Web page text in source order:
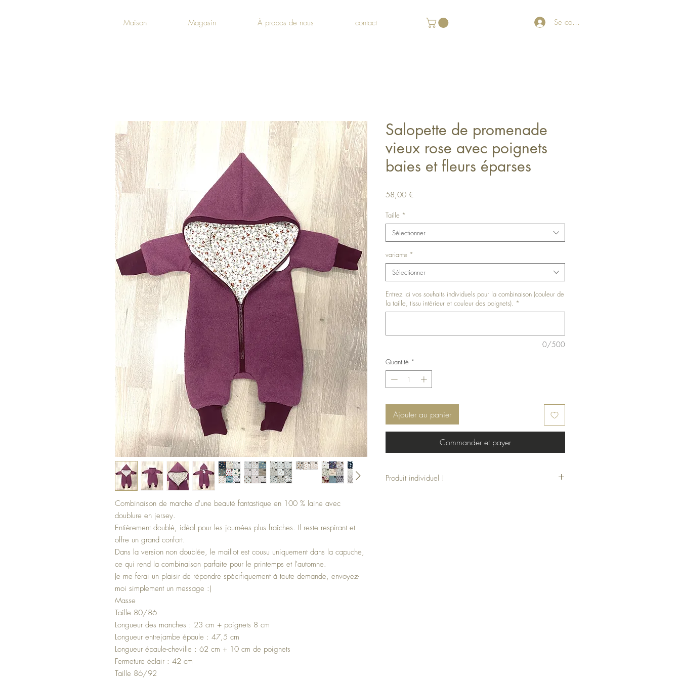
Maison Magasin À propos de nous contact Se connecter
Combinaison de marche d'une beauté fantastique en 100 % laine avec
doublure en jersey.
Entièrement doublé, idéal pour les journées plus fraîches. Il reste respirant et
offre un grand confort.
Dans la version non doublée, le maillot est cousu uniquement dans la capuche,
ce qui rend la combinaison parfaite pour le printemps et l'automne.
Je me ferai un plaisir de répondre spécifiquement à toute demande, envoyez-
moi simplement un message :)
Masse
Taille 80/86
Longueur des manches : 23 cm + poignets 8 cm
Longueur entrejambe épaule : 47,5 cm
Longueur épaule-cheville : 62 cm + 10 cm de poignets
Fermeture éclair : 42 cm
Taille 86/92
Salopette de promenade
vieux rose avec poignets
baies et fleurs éparses
58,00 €Prix
Taille *
Sélectionner
variante *
Sélectionner
Entrez ici vos souhaits individuels pour la combinaison (couleur de
la taille, tissu intérieur et couleur des poignets). *
0/500
Quantité *
Ajouter au panier
Commander et payer
Produit individuel !